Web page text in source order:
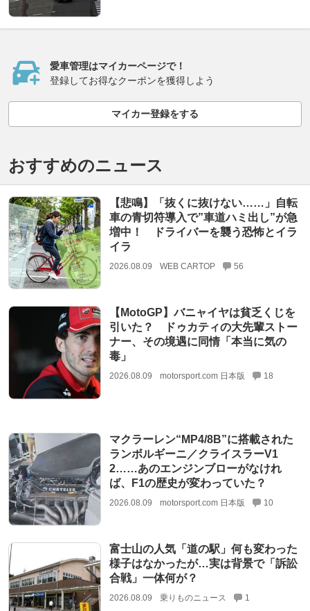
愛車管理はマイカーページで！
登録してお得なクーポンを獲得しよう
マイカー登録をする
おすすめのニュース
【悲鳴】「抜くに抜けない……」自転
車の青切符導入で”車道ハミ出し”が急
増中！ ドライバーを襲う恐怖とイラ
イラ
2026.08.09 WEB CARTOP 56
【MotoGP】バニャイヤは貧乏くじを
引いた？ ドゥカティの大先輩ストー
ナー、その境遇に同情「本当に気の
毒」
2026.08.09 motorsport.com 日本版 18
マクラーレン“MP4/8B”に搭載された
ランボルギーニ／クライスラーV1
2……あのエンジンブローがなけれ
ば、F1の歴史が変わっていた？
2026.08.09 motorsport.com 日本版 10
富士山の人気「道の駅」何も変わった
様子はなかったが…実は背景で「訴訟
合戦」一体何が？
2026.08.09 乗りものニュース 1